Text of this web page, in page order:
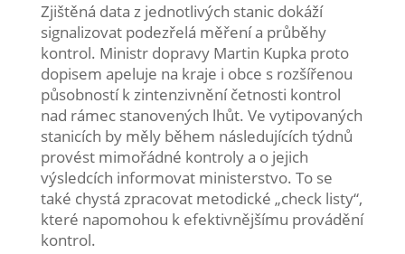
Zjištěná data z jednotlivých stanic dokáží
signalizovat podezřelá měření a průběhy
kontrol. Ministr dopravy Martin Kupka proto
dopisem apeluje na kraje i obce s rozšířenou
působností k zintenzivnění četnosti kontrol
nad rámec stanovených lhůt. Ve vytipovaných
stanicích by měly během následujících týdnů
provést mimořádné kontroly a o jejich
výsledcích informovat ministerstvo. To se
také chystá zpracovat metodické „check listy“,
které napomohou k efektivnějšímu provádění
kontrol.